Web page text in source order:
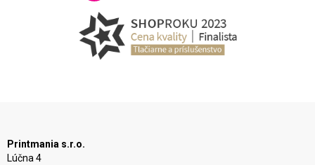
Printmania s.r.o.
Lúčna 4